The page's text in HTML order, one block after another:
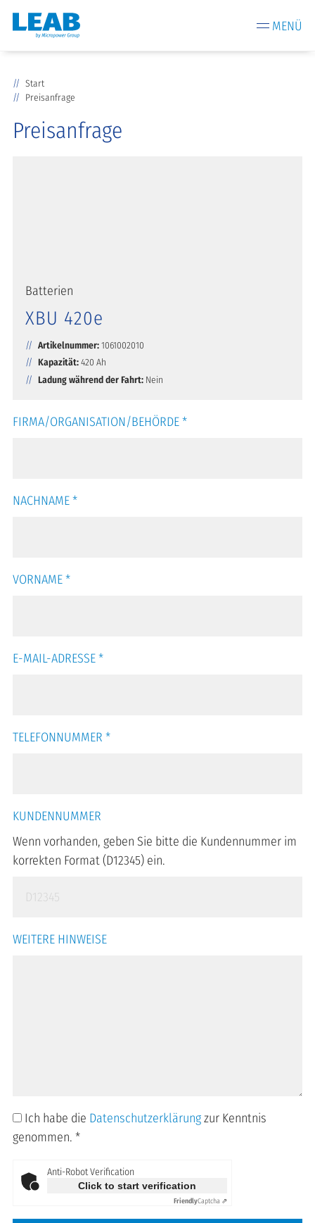
MENÜ
Start
Preisanfrage
Preisanfrage
Batterien
XBU 420e
Artikelnummer:1061002010
Kapazität:420 Ah
Ladung während der Fahrt: Nein
FIRMA/ORGANISATION/BEHÖRDE*
NACHNAME*
VORNAME*
E-MAIL-ADRESSE*
TELEFONNUMMER *
KUNDENNUMMER
Wenn vorhanden, geben Sie bitte die Kundennummer im
korrekten Format (D12345) ein.
WEITERE HINWEISE
Ich habe die Datenschutzerklärungzur Kenntnis
genommen. *
Anti-Robot Verification
Click to start verification
FriendlyCaptcha ⇗